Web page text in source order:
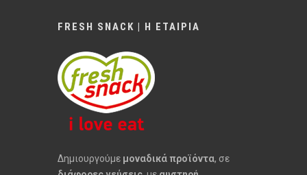
FRESH SNACK | Η ΕΤΑΙΡΙΑ
Δημιουργούμε μοναδικά προϊόντα, σε